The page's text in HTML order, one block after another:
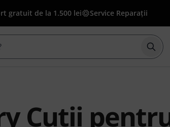
gratuit de la 1.500 lei Service Reparații
Cutii